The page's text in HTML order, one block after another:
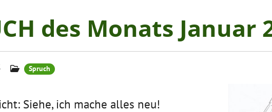
des Monats Januar
Spruch
Siehe, ich mache alles neu!